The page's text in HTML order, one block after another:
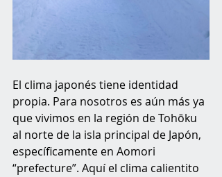
El clima japonés tiene identidad
propia. Para nosotros es aún más ya
que vivimos en la región de Tohōku
al norte de la isla principal de Japón,
específicamente en Aomori
“prefecture”. Aquí el clima calientito